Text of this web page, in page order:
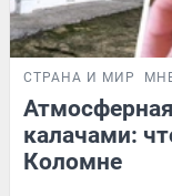
СТРАНА И МИР
калачами:
Коломне